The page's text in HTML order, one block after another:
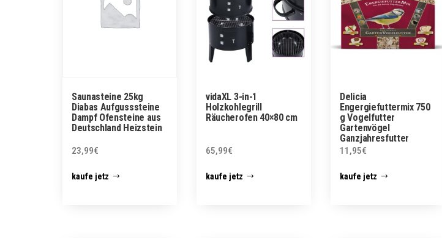
Saunasteine 25kg
Diabas Aufgusssteine
Dampf Ofensteine aus
Deutschland Heizstein
23,99€
kaufe jetz
vidaXL 3-in-1
Holzkohlegrill
Räucherofen 40×80 cm
65,99€
kaufe jetz
Delicia
Engergiefuttermix 750
g Vogelfutter
Gartenvögel
Ganzjahresfutter
11,95€
kaufe jetz